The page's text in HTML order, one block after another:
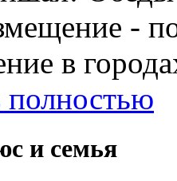
-
в
полностью
и семья